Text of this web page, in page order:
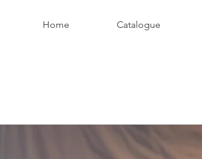
Home Catalogue